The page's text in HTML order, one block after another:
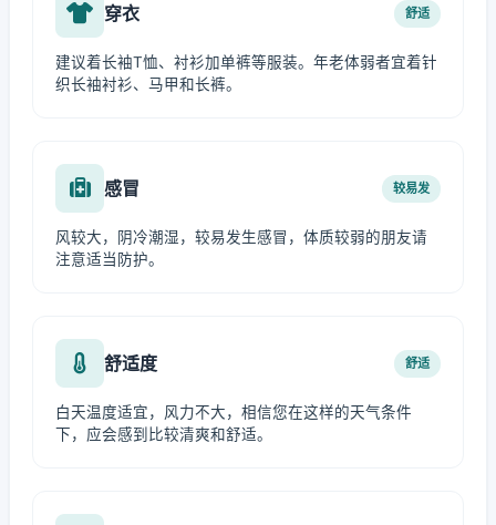
穿衣 舒适
建议着长袖T恤、衬衫加单裤等服装。年老体弱者宜着针
织长袖衬衫、马甲和长裤。
感冒 较易发
风较大，阴冷潮湿，较易发生感冒，体质较弱的朋友请
注意适当防护。
舒适度 舒适
白天温度适宜，风力不大，相信您在这样的天气条件
下，应会感到比较清爽和舒适。